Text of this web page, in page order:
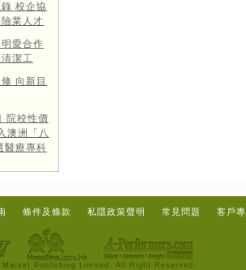
校企協
業人才
愛合作
潔工
向新目
院校性價
澳洲「八
醫療專科
條件及條款 私隱政策聲明 常見問題 客戶
Publishing Limited. All Right Reserved.